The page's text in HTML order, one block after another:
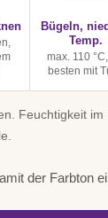
Bügeln,
Temp.
max. 110
besten mit
Feuchtigkeit
der Farbton